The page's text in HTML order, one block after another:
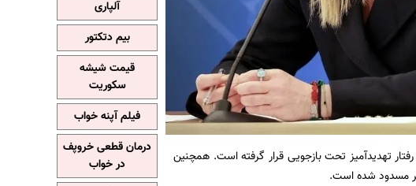
تهدیدآمیز تحت بازجویی قرار گرفته است. همچنین
مسدود شده است.
آلپاری
بیم دتکتور
قیمت شیشه
سکوریت
فیلم آپنه خواب
درمان قطعی خروپف
در خواب